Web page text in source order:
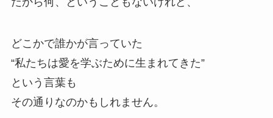
どこかで誰かが言っていた
“私たちは愛を学ぶために生まれてきた”
という言葉も
その通りなのかもしれません。